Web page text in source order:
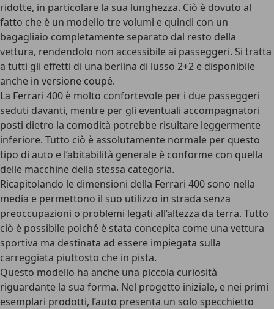
ridotte, in particolare la sua lunghezza. Ciò è dovuto al
fatto che è un modello tre volumi e quindi con un
bagagliaio completamente separato dal resto della
vettura, rendendolo non accessibile ai passeggeri. Si tratta
a tutti gli effetti di una berlina di lusso 2+2 e disponibile
anche in versione coupé.
La Ferrari 400 è molto confortevole per i due passeggeri
seduti davanti, mentre per gli eventuali accompagnatori
posti dietro la comodità potrebbe risultare leggermente
inferiore. Tutto ciò è assolutamente normale per questo
tipo di auto e l’abitabilità generale è conforme con quella
delle macchine della stessa categoria.
Ricapitolando le dimensioni della Ferrari 400 sono nella
media e permettono il suo utilizzo in strada senza
preoccupazioni o problemi legati all’altezza da terra. Tutto
ciò è possibile poiché è stata concepita come una vettura
sportiva ma destinata ad essere impiegata sulla
carreggiata piuttosto che in pista.
Questo modello ha anche una piccola curiosità
riguardante la sua forma. Nel progetto iniziale, e nei primi
esemplari prodotti, l’auto presenta un solo specchietto